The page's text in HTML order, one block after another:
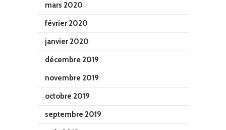
mars 2020
février 2020
janvier 2020
décembre 2019
novembre 2019
octobre 2019
septembre 2019